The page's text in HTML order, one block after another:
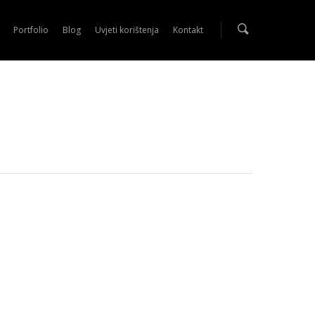
Portfolio Blog Uvjeti korištenja Kontakt